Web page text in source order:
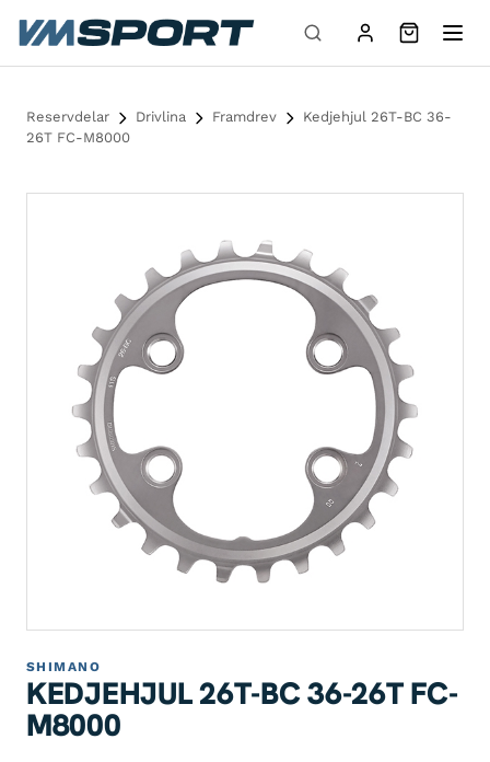
Hoppa till innehåll
Reservdelar Drivlina Framdrev
Kedjehjul 26T-BC 36-
26T FC-M8000
SHIMANO
KEDJEHJUL 26T-BC 36-26T FC-
M8000